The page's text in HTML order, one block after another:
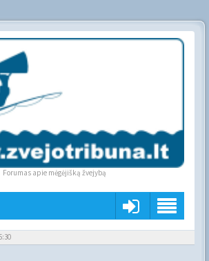
Forumas apie mėgėjišką žvejybą